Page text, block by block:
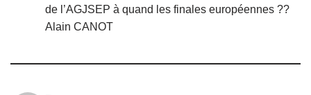
de l’AGJSEP à quand les finales européennes ??
Alain CANOT